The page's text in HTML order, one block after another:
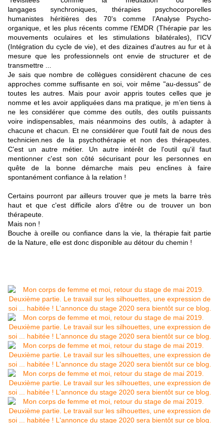
langages synchroniques, thérapies psychocorporelles
humanistes héritières des 70's comme l’Analyse Psycho-
organique, et les plus récents comme l'EMDR (Thérapie par les
mouvements oculaires et les stimulations bilatérales), l'ICV
(Intégration du cycle de vie), et des dizaines d'autres au fur et à
mesure que les professionnels ont envie de structurer et de
transmettre ...
Je sais que nombre de collègues considèrent chacune de ces
approches comme suffisante en soi, voir même "au-dessus" de
toutes les autres. Mais pour avoir appris toutes celles que je
nomme et les avoir appliquées dans ma pratique, je m’en tiens à
ne les considérer que comme des outils, des outils puissants
voire indispensables, mais néanmoins des outils, à adapter à
chacune et chacun. Et ne considérer que l'outil fait de nous des
technicien.nes de la psychothérapie et non des thérapeutes.
C'est un autre métier. Un autre intérêt de l'outil qu'il faut
mentionner c'est son côté sécurisant pour les personnes en
quête de la bonne démarche mais peu enclines à faire
spontanément confiance à la relation !
Certains pourront par ailleurs trouver que je mets la barre très
haut et que c'est difficile alors d'être ou de trouver un bon
thérapeute.
Mais non !
Bouche à oreille ou confiance dans la vie, la thérapie fait partie
de la Nature, elle est donc disponible au détour du chemin !